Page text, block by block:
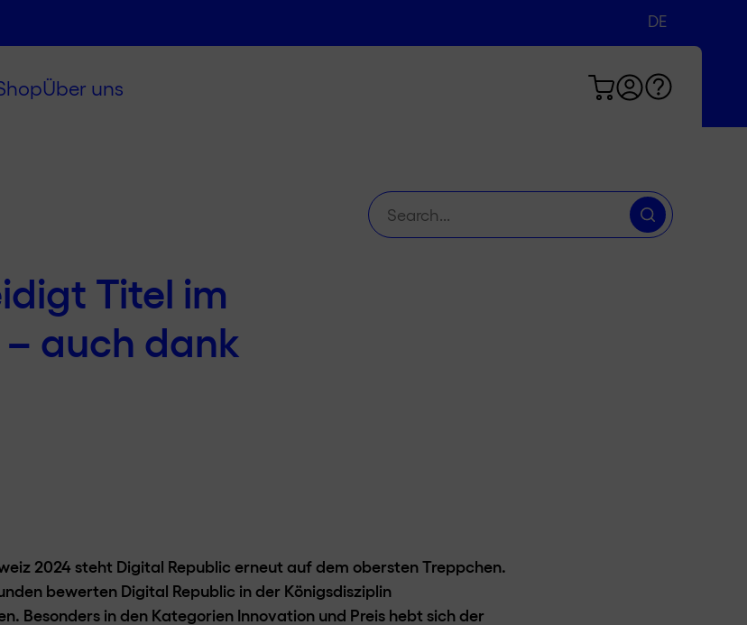
DE
EN
FR
Über uns
Suche
nach:
Titel im
– auch dank
2024 steht Digital Republic erneut auf dem obersten Treppchen.
bewerten Digital Republic in der Königsdisziplin
Besonders in den Kategorien Innovation und Preis hebt sich der